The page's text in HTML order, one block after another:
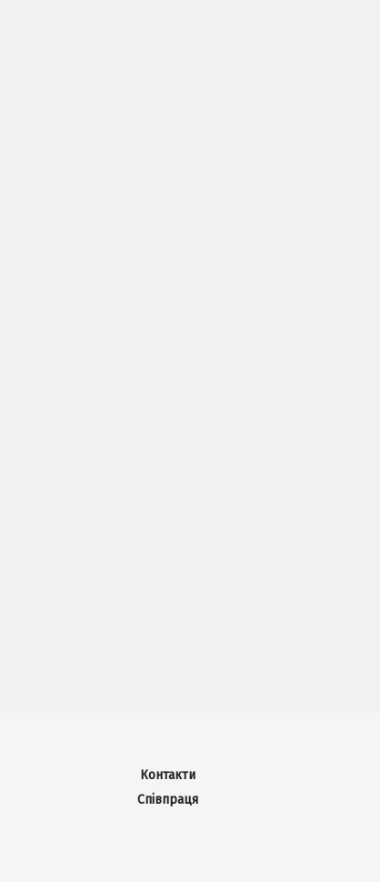
Контакти
Співпраця